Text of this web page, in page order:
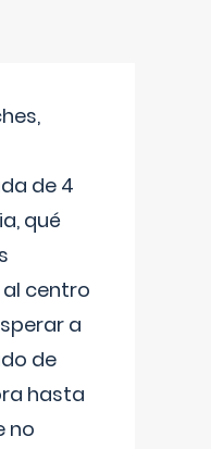
de 4
qué
centro
a
de
hasta
no